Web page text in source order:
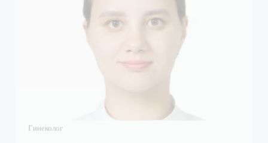
Якупова Альбина Радисовна